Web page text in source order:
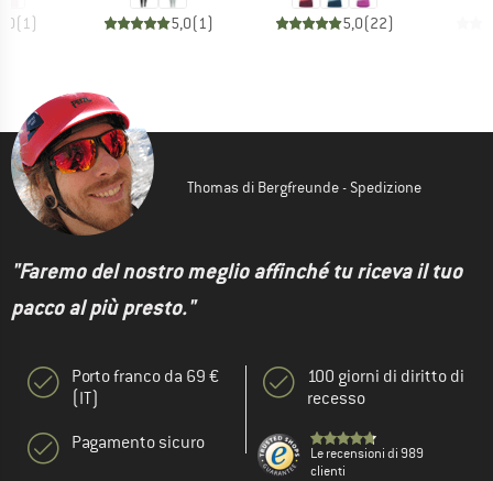
(1) 5,0(1) 5,0(22)
Thomas di Bergfreunde - Spedizione
"Faremo del nostro meglio affinché tu riceva il tuo
pacco al più presto."
Porto franco da 69 €
(IT)
Pagamento sicuro
100 giorni di diritto di
recesso
Le recensioni di 989
clienti